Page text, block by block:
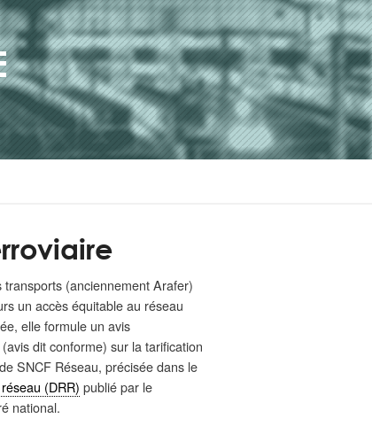
transports (anciennement Arafer)
un accès équitable au réseau
elle formule un avis
dit conforme) sur la tarification
de SNCF Réseau, précisée dans le
(DRR) publié par le
national.